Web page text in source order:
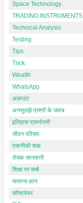
Space Technology
TRADING INSTRUMENTS
Technical Analysis
Testing
Tips
Trick
Wealth
WhatsApp
अकाउंट
अनसुलझे प्रश्नों के जवाब
इतिहास प्रश्नोत्तरी
जीवन परिचय
तकनीकी शब्द
रोचक जानकारी
शिक्षा पर चर्चा
सामान्य ज्ञान
सॉफ्टवेयर